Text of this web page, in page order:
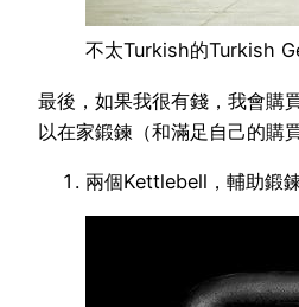
不太Turkish的Turkish
最後，如果我很有錢，我會購
以在家鍛鍊（和滿足自己的購
兩個Kettlebell，輔助鍛